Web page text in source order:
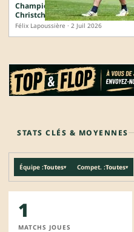
Championnat des Nations : le
Christchurch
Félix Lapoussière · 2 Juil 2026
STATS CLÉS & MOYENNES
Équipe :Toutes▾ Compet. :Toutes▾
1
MATCHS JOUES